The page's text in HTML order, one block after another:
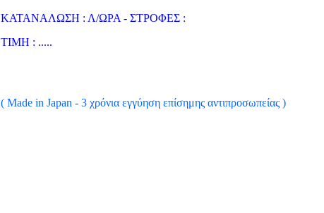
ΚΑΤΑΝΑΛΩΣΗ : Λ/ΩΡΑ - ΣΤΡΟΦΕΣ :
ΤΙΜΗ : .....
( Made in Japan - 3 χρόνια εγγύηση επίσημης αντιπροσωπείας )